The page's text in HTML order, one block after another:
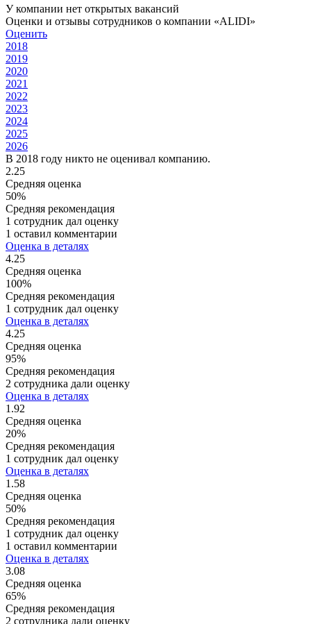
У компании нет открытых вакансий
Оценки и отзывы сотрудников о компании «ALIDI»
Оценить
2018
2019
2020
2021
2022
2023
2024
2025
2026
В 2018 году никто не оценивал компанию.
2.25
Средняя оценка
50%
Средняя рекомендация
1 сотрудник дал оценку
1 оставил комментарии
Оценка в деталях
4.25
Средняя оценка
100%
Средняя рекомендация
1 сотрудник дал оценку
Оценка в деталях
4.25
Средняя оценка
95%
Средняя рекомендация
2 сотрудника дали оценку
Оценка в деталях
1.92
Средняя оценка
20%
Средняя рекомендация
1 сотрудник дал оценку
Оценка в деталях
1.58
Средняя оценка
50%
Средняя рекомендация
1 сотрудник дал оценку
1 оставил комментарии
Оценка в деталях
3.08
Средняя оценка
65%
Средняя рекомендация
2 сотрудника дали оценку